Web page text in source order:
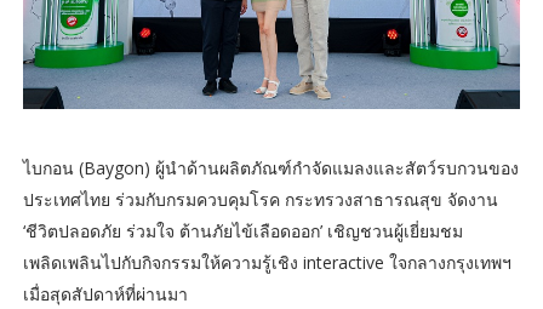
ไบกอน (Baygon) ผู้นำด้านผลิตภัณฑ์กำจัดแมลงและสัตว์รบกวนของ
ประเทศไทย ร่วมกับกรมควบคุมโรค กระทรวงสาธารณสุข จัดงาน
‘ชีวิตปลอดภัย ร่วมใจ ต้านภัยไข้เลือดออก’ เชิญชวนผู้เยี่ยมชม
เพลิดเพลินไปกับกิจกรรมให้ความรู้เชิง interactive ใจกลางกรุงเทพฯ
เมื่อสุดสัปดาห์ที่ผ่านมา